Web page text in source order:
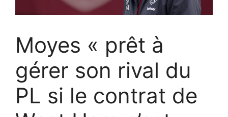
Moyes « prêt à
gérer son rival du
PL si le contrat de